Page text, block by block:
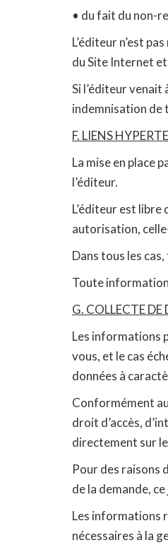
• du fait du non-
L’éditeur n’est
du Site Internet
Si l’éditeur
indemnisation de
F. LIENS
La mise en place
l’éditeur.
L’éditeur est
autorisation,
Dans tous les
Toute information
G. COLLECTE DE
Les informations
vous, et le cas
données à
Conformément
droit d’accès,
directement sur
Pour des raisons
de la demande,
Les informations
nécessaires à la